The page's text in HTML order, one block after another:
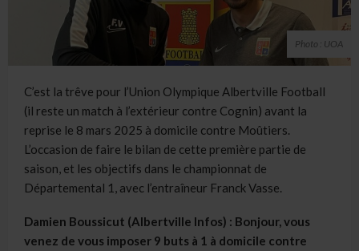
Photo : UOA
C’est la trêve pour l’Union Olympique Albertville Football
(il reste un match à l’extérieur contre Cognin) avant la
reprise le 8 mars 2025 à domicile contre Moûtiers.
L’occasion de faire le bilan de cette première partie de
saison, et les objectifs dans le championnat de
Départemental 1, avec l’entraîneur Franck Vasse.
Damien Boussicut (Albertville Infos) : Bonjour, vous
venez de vous imposer 9 buts à 1 à domicile contre